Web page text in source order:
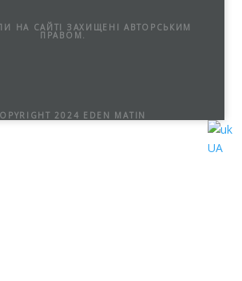
НА САЙТІ ЗАХИЩЕНІ АВТОРСЬКИМ
ПРАВОМ.
2024 EDEN MATIN
UA